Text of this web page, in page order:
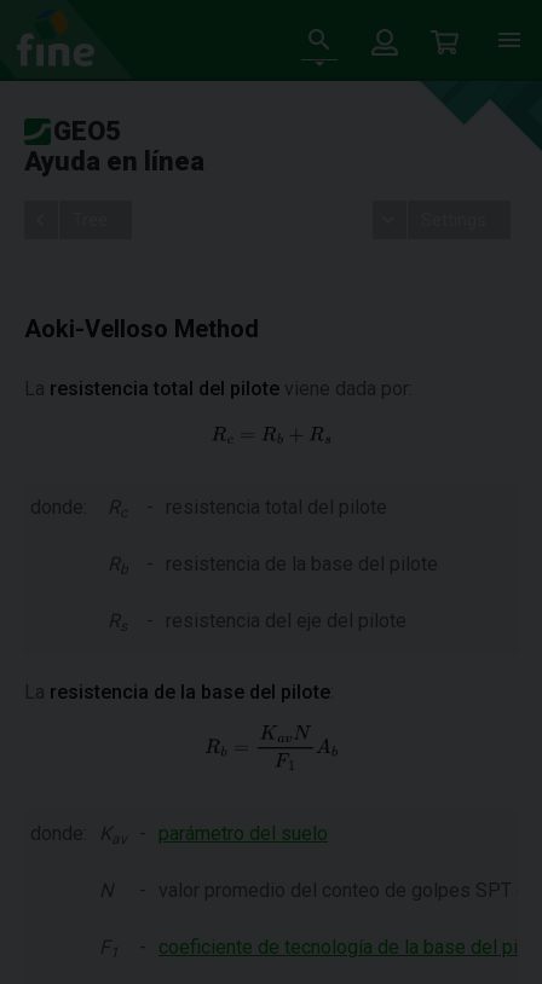
GEO5
Ayuda en línea
Aoki-Velloso Method
La resistencia total del pilote viene dada por:
donde: R - resistencia total del pilote
R b - resistencia de la base del pilote
Rs - resistencia del eje del pilote
La resistencia de la base del pilote
donde: K av - parámetro del suelo
N - valor promedio del conteo de golpes SPT
F 1 - coeficiente de tecnología de la base del